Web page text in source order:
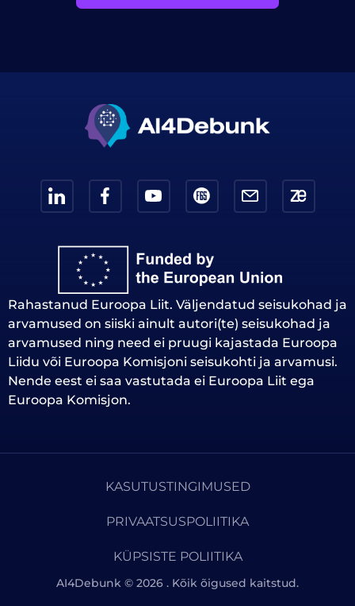
Rahastanud Euroopa Liit. Väljendatud seisukohad ja
arvamused on siiski ainult autori(te) seisukohad ja
arvamused ning need ei pruugi kajastada Euroopa
Liidu või Euroopa Komisjoni seisukohti ja arvamusi.
Nende eest ei saa vastutada ei Euroopa Liit ega
Euroopa Komisjon.
KASUTUSTINGIMUSED
PRIVAATSUSPOLIITIKA
KÜPSISTE POLIITIKA
AI4Debunk © 2026 . Kõik õigused kaitstud.